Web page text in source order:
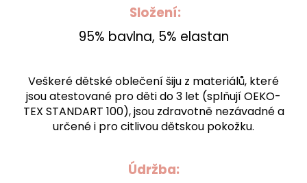
Složení:
95% bavlna, 5% elastan
Veškeré dětské oblečení šiju z materiálů, které
jsou atestované pro děti do 3 let (splňují OEKO-
TEX STANDART 100), jsou zdravotně nezávadné a
určené i pro citlivou dětskou pokožku.
Údržba: